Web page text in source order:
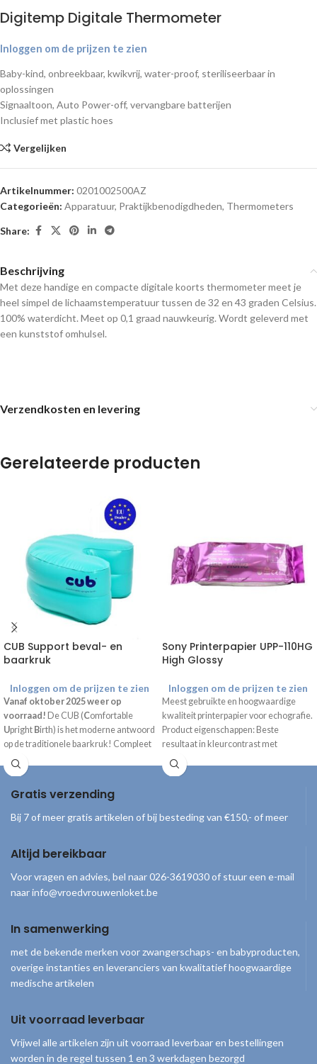
Digitemp Digitale Thermometer
Inloggen om de prijzen te zien
Baby-kind, onbreekbaar, kwikvrij, water-proof, steriliseerbaar in
oplossingen
Signaaltoon, Auto Power-off, vervangbare batterijen
Inclusief met plastic hoes
Vergelijken
Artikelnummer: 0201002500AZ
Categorieën: Apparatuur, Praktijkbenodigdheden, Thermometers
Share:
Beschrijving
Met deze handige en compacte digitale koorts thermometer meet je
heel simpel de lichaamstemperatuur tussen de 32 en 43 graden Celsius.
100% waterdicht. Meet op 0,1 graad nauwkeurig. Wordt geleverd met
een kunststof omhulsel.
Verzendkosten en levering
Gerelateerde producten
CUB Support beval- en
baarkruk
Inloggen om de prijzen te zien
Vanaf oktober 2025 weer op
voorraad! De CUB (Comfortable
Upright Birth) is het moderne antwoord
op de traditionele baarkruk! Compleet
geleverd inclusief draagtas, handpomp
en gebruiksaanwijzing.
Sony Printerpapier UPP-110HG
High Glossy
Inloggen om de prijzen te zien
Meest gebruikte en hoogwaardige
kwaliteit printerpapier voor echografie.
Product eigenschappen: Beste
resultaat in kleurcontrast met
glanseffect Afmetingen rol: 11 cm
Gratis verzending
Bij 7 of meer gratis artikelen of bij besteding van €150,- of meer
Altijd bereikbaar
Voor vragen en advies, bel naar 026-3619030 of stuur een e-mail
naar info@vroedvrouwenloket.be
In samenwerking
met de bekende merken voor zwangerschaps- en babyproducten,
overige instanties en leveranciers van kwalitatief hoogwaardige
medische artikelen
Uit voorraad leverbaar
Vrijwel alle artikelen zijn uit voorraad leverbaar en bestellingen
worden in de regel tussen 1 en 3 werkdagen bezorgd